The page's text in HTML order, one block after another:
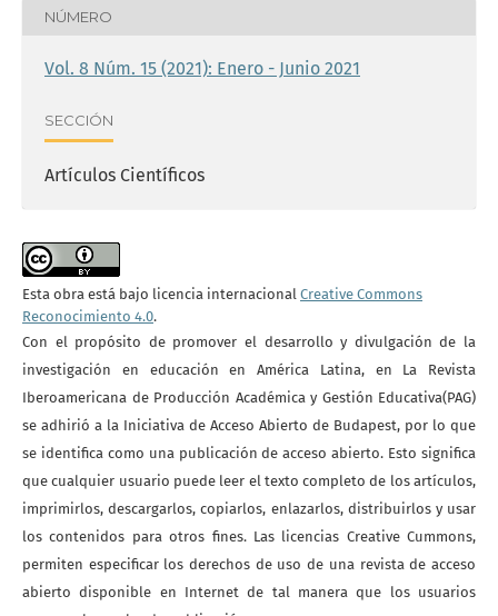
NÚMERO
Vol. 8 Núm. 15 (2021): Enero - Junio 2021
SECCIÓN
Artículos Científicos
Esta obra está bajo licencia internacional Creative Commons
Reconocimiento 4.0.
Con el propósito de promover el desarrollo y divulgación de la
investigación en educación en América Latina, en La Revista
Iberoamericana de Producción Académica y Gestión Educativa(PAG)
se adhirió a la Iniciativa de Acceso Abierto de Budapest, por lo que
se identifica como una publicación de acceso abierto. Esto significa
que cualquier usuario puede leer el texto completo de los artículos,
imprimirlos, descargarlos, copiarlos, enlazarlos, distribuirlos y usar
los contenidos para otros fines. Las licencias Creative Cummons,
permiten especificar los derechos de uso de una revista de acceso
abierto disponible en Internet de tal manera que los usuarios